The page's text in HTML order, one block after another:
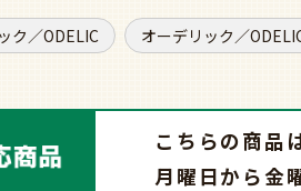
ク／ODELIC オーデリック／
こちらの商品
月曜日から金